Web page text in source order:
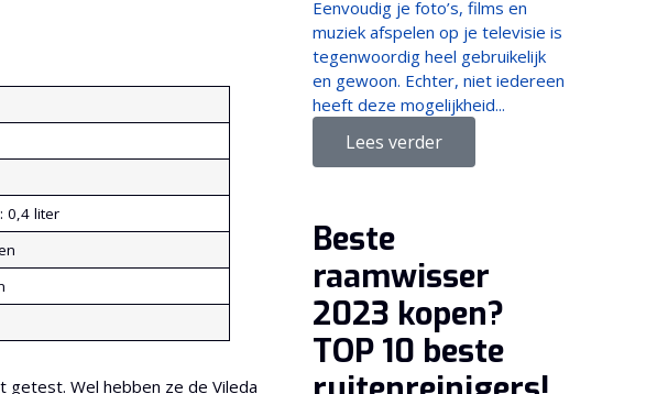
: 0,4 liter
Wel hebben ze de Vileda
Eenvoudig je foto’s, films en
muziek afspelen op je televisie is
tegenwoordig heel gebruikelijk
en gewoon. Echter, niet iedereen
heeft deze mogelijkheid...
Lees verder
Beste
raamwisser
2023 kopen?
TOP 10 beste